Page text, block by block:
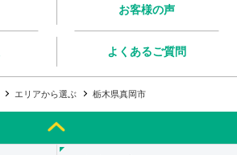
お客様の声
よくあるご質問
エリアから選ぶ 栃木県真岡市